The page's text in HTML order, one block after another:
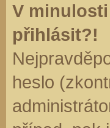
V
přihlásit?!
heslo